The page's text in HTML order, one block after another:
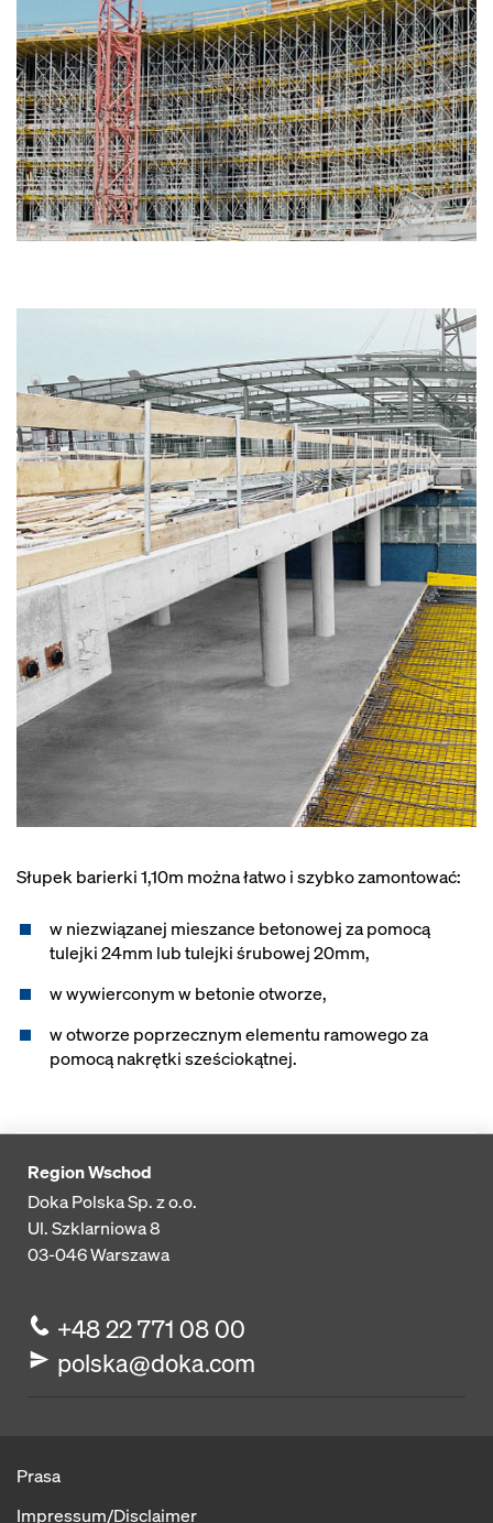
Słupek barierki 1,10m można łatwo i szybko zamontować:
w niezwiązanej mieszance betonowej za pomocą
tulejki 24mm lub tulejki śrubowej 20mm,
w wywierconym w betonie otworze,
w otworze poprzecznym elementu ramowego za
pomocą nakrętki sześciokątnej.
Region Wschod
Doka Polska Sp. z o.o.
Ul. Szklarniowa 8
03-046Warszawa
+48 22 771 08 00
polska@doka.com
Prasa
Impressum/Disclaimer